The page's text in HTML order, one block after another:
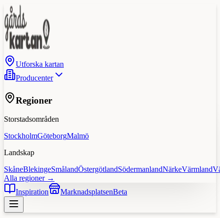
Utforska kartan
Producenter
Regioner
Storstadsområden
StockholmGöteborgMalmö
Landskap
SkåneBlekingeSmålandÖstergötlandSödermanlandNärkeVärmland
Alla regioner →
Inspiration
MarknadsplatsenBeta